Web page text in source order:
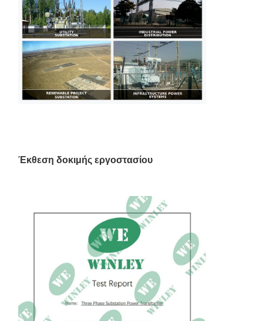
Έκθεση δοκιμής εργοστασίου